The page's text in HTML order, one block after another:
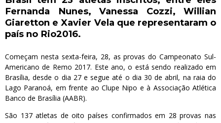
Fernanda Nunes, Vanessa Cozzi, Willian
Giaretton e Xavier Vela que representaram o
país no Rio2016.
Começam nesta sexta-feira, 28, as provas do Campeonato Sul-
Americano de Remo 2017. Este ano, o está sendo realizado em
Brasília, desde o dia 27 e segue até o dia 30 de abril, na raia do
Lago Paranoá, em frente ao Clupe Nipo e à Associação Atlética
Banco de Brasília (AABR).
São 137 atletas de oito países confirmados em 28 provas nas